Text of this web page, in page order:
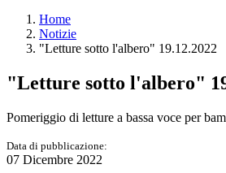
Home
Notizie
"Letture sotto l'albero" 19.12.2022
"Letture sotto l'albero"
Pomeriggio di letture a bassa voce per
Data di pubblicazione:
07 Dicembre 2022